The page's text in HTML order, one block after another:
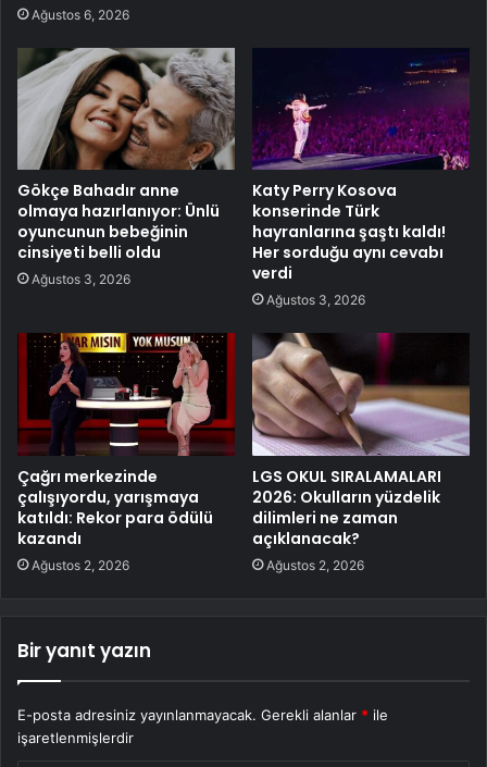
Ağustos 6, 2026
Gökçe Bahadır anne
olmaya hazırlanıyor: Ünlü
oyuncunun bebeğinin
cinsiyeti belli oldu
Ağustos 3, 2026
Katy Perry Kosova
konserinde Türk
hayranlarına şaştı kaldı!
Her sorduğu aynı cevabı
verdi
Ağustos 3, 2026
Çağrı merkezinde
çalışıyordu, yarışmaya
katıldı: Rekor para ödülü
kazandı
Ağustos 2, 2026
LGS OKUL SIRALAMALARI
2026: Okulların yüzdelik
dilimleri ne zaman
açıklanacak?
Ağustos 2, 2026
Bir yanıt yazın
E-posta adresiniz yayınlanmayacak. Gerekli alanlar * ile
işaretlenmişlerdir